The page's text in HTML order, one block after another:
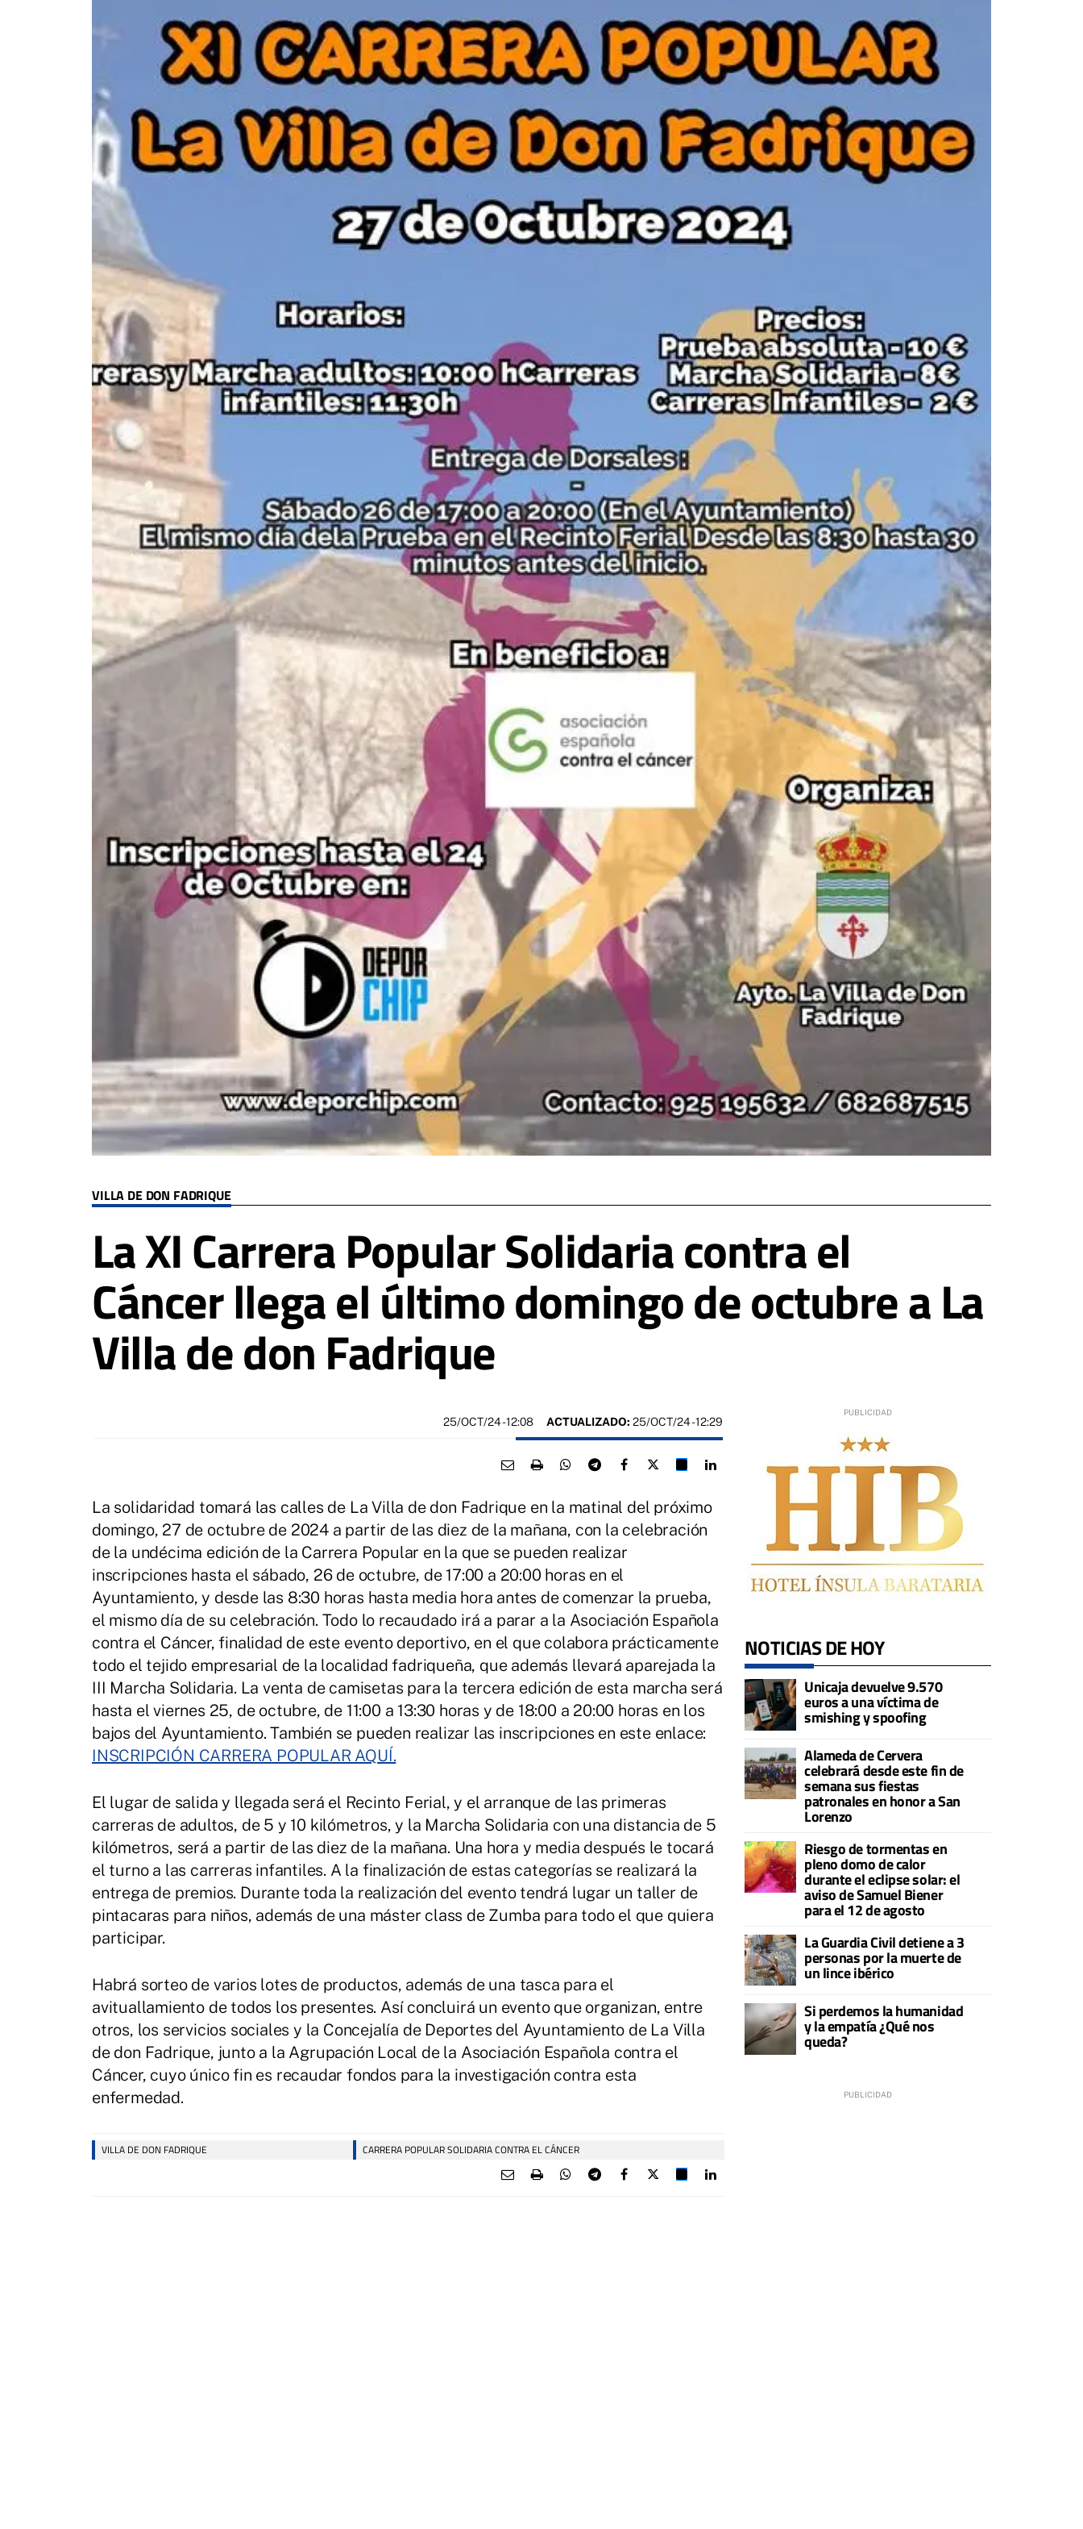
VILLA DE DON FADRIQUE
La XI Carrera Popular Solidaria contra el
Cáncer llega el último domingo de octubre a La
Villa de don Fadrique
25/OCT/24- 12:08 ACTUALIZADO: 25/OCT/24 - 12:29
La solidaridad tomará las calles de La Villa de don Fadrique en la matinal del próximo
domingo, 27 de octubre de 2024 a partir de las diez de la mañana, con la celebración
de la undécima edición de la Carrera Popular en la que se pueden realizar
inscripciones hasta el sábado, 26 de octubre, de 17:00 a 20:00 horas en el
Ayuntamiento, y desde las 8:30 horas hasta media hora antes de comenzar la prueba,
el mismo día de su celebración. Todo lo recaudado irá a parar a la Asociación Española
contra el Cáncer, finalidad de este evento deportivo, en el que colabora prácticamente
todo el tejido empresarial de la localidad fadriqueña, que además llevará aparejada la
III Marcha Solidaria. La venta de camisetas para la tercera edición de esta marcha será
hasta el viernes 25, de octubre, de 11:00 a 13:30 horas y de 18:00 a 20:00 horas en los
bajos del Ayuntamiento. También se pueden realizar las inscripciones en este enlace:
INSCRIPCIÓN CARRERA POPULAR AQUÍ.
El lugar de salida y llegada será el Recinto Ferial, y el arranque de las primeras
carreras de adultos, de 5 y 10 kilómetros, y la Marcha Solidaria con una distancia de 5
kilómetros, será a partir de las diez de la mañana. Una hora y media después le tocará
el turno a las carreras infantiles. A la finalización de estas categorías se realizará la
entrega de premios. Durante toda la realización del evento tendrá lugar un taller de
pintacaras para niños, además de una máster class de Zumba para todo el que quiera
participar.
Habrá sorteo de varios lotes de productos, además de una tasca para el
avituallamiento de todos los presentes. Así concluirá un evento que organizan, entre
otros, los servicios sociales y la Concejalía de Deportes del Ayuntamiento de La Villa
de don Fadrique, junto a la Agrupación Local de la Asociación Española contra el
Cáncer, cuyo único fin es recaudar fondos para la investigación contra esta
enfermedad.
VILLA DE DON FADRIQUE CARRERA POPULAR SOLIDARIA CONTRA EL CÁNCER
NOTICIAS DE HOY
Unicaja devuelve 9.570
euros a una víctima de
smishing y spoofing
Alameda de Cervera
celebrará desde este fin de
semana sus fiestas
patronales en honor a San
Lorenzo
Riesgo de tormentas en
pleno domo de calor
durante el eclipse solar: el
aviso de Samuel Biener
para el 12 de agosto
La Guardia Civil detiene a 3
personas por la muerte de
un lince ibérico
Si perdemos la humanidad
y la empatía ¿Qué nos
queda?